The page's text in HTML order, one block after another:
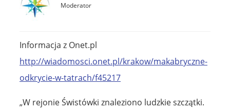
Moderator
Informacja z Onet.pl
http://wiadomosci.onet.pl/krakow/makabryczne-
odkrycie-w-tatrach/f45217
„W rejonie Świstówki znaleziono ludzkie szczątki.